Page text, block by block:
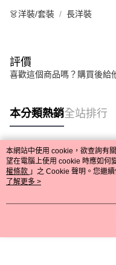
👗洋裝/套裝 長洋裝
評價
喜歡這個商品嗎？購買後給
本分類熱銷全站排行
熱門標籤
本網站中使用 cookie，欲查詢有
望在電腦上使用 cookie 時應如何
權條款 」之 Cookie 聲明。您繼
用條款之 Cookie 聲明使用 cookie
了解更多 >